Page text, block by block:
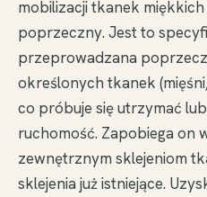
mobilizacji tkanek miękkich
poprzeczny. Jest to
przeprowadzana
określonych tkanek
co próbuje się utrzymać
ruchomość. Zapobiega on
zewnętrznym sklejeniom
sklejenia już istniejące.